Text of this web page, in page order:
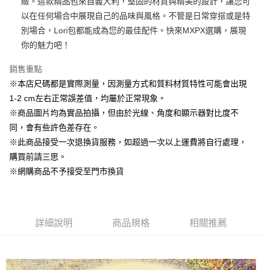
街口支付
悠遊付
AFTEE先享後付
相關說明
AFTEE先享後付是「在收到商品之後才付款」的支付方式。 讓您購物簡單
便利好安心！
１．簡單：不需註冊會員、不需綁卡、不需儲值。
２．便利：只要手機號碼，簡訊認證，即可結帳。
３．安心：先確認商品／服務後，再付款。
１．於結帳方式選擇「AFTEE先享後付」後，將跳轉至「AFTEE先享後付」
結帳頁面，進行簡訊認證並確認金額後，即可完成結帳。
購買商品的店家。未經商家同意取消之訂單仍視為有效，需透過AFTEE先享
客戶支援中心」https://netprotections.freshdesk.com/support/home
ATM付款
運送方式
全家取貨付款
每筆NT$60，滿NT$1,500(含以上)免運費
7-11取貨付款
每筆NT$100，滿NT$1,500(含以上)免運費
以在任何場合中展現自己的品味與風格。不管是日常穿搭或是特
別場合，Lori包都能成為您的最佳配件。快來MXPX選購，展現
你的魅力吧！
銷售重點
※本店尺碼都是實際測量，因測量方式和質料材質特性可能會出現
1-2 cm左右正常誤差值，均屬於正常現象。
※商品圖片均為實品拍攝，但由於光線、角度和顯示器對比度不
同，會有些許色差存在。
※此商品接受一次退換貨服務，如超過一次以上運費將自行處理，
購買前請三思。
※網購商品不予接受至門市換貨
詳細說明 商品規格 相關推薦